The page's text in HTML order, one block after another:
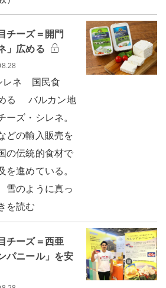
チーズ＝開門
」広める
レネ 国民食
める バルカン地
ーズ・シレネ。
どの輸入販売を
の伝統的食材で
を進めている。
雪のように真っ
を読む
チーズ＝西亜
パニール」を安